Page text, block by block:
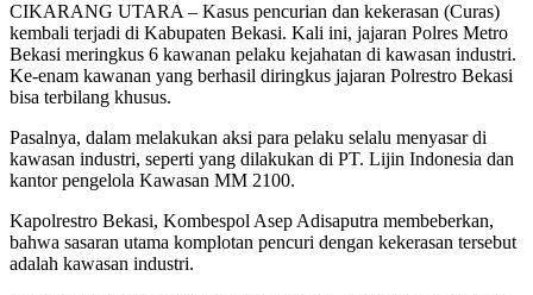
CIKARANG UTARA – Kasus pencurian dan kekerasan (Curas)
kembali terjadi di Kabupaten Bekasi. Kali ini, jajaran Polres Metro
Bekasi meringkus 6 kawanan pelaku kejahatan di kawasan industri.
Ke-enam kawanan yang berhasil diringkus jajaran Polrestro Bekasi
bisa terbilang khusus.
Pasalnya, dalam melakukan aksi para pelaku selalu menyasar di
kawasan industri, seperti yang dilakukan di PT. Lijin Indonesia dan
kantor pengelola Kawasan MM 2100.
Kapolrestro Bekasi, Kombespol Asep Adisaputra membeberkan,
bahwa sasaran utama komplotan pencuri dengan kekerasan tersebut
adalah kawasan industri.